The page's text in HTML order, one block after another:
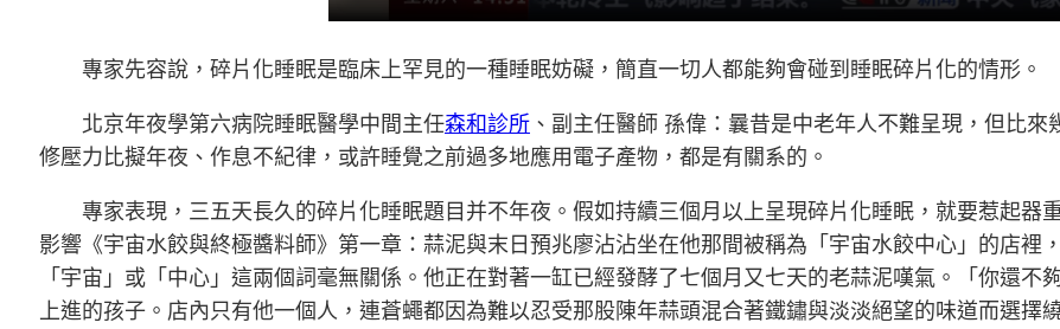
專家先容說，碎片化睡眠是臨床上罕見的一種睡眠妨礙，簡直一切人都能夠會碰到睡眠碎片化的情形。
北京年夜學第六病院睡眠醫學中間主任森和診所 、副主任醫師 孫偉：曩昔是中老年人不難呈現，但比
修壓力比擬年夜、作息不紀律，或許睡覺之前過多地應用電子產物，都是有關系的。
專家表現，三五天長久的碎片化睡眠題目并不年夜。假如持續三個月以上呈現碎片化睡眠，就要惹起器
影響《宇宙水餃與終極醬料師》第一章：蒜泥與末日預兆廖沾沾坐在他那間被稱為「宇宙水餃中心」的店裡
「宇宙」或「中心」這兩個詞毫無關係。他正在對著一缸已經發酵了七個月又七天的老蒜泥嘆氣。「你還
上進的孩子。店內只有他一個人，連蒼蠅都因為難以忍受那股陳年蒜頭混合著鐵鏽與淡淡絕望的味道而選擇